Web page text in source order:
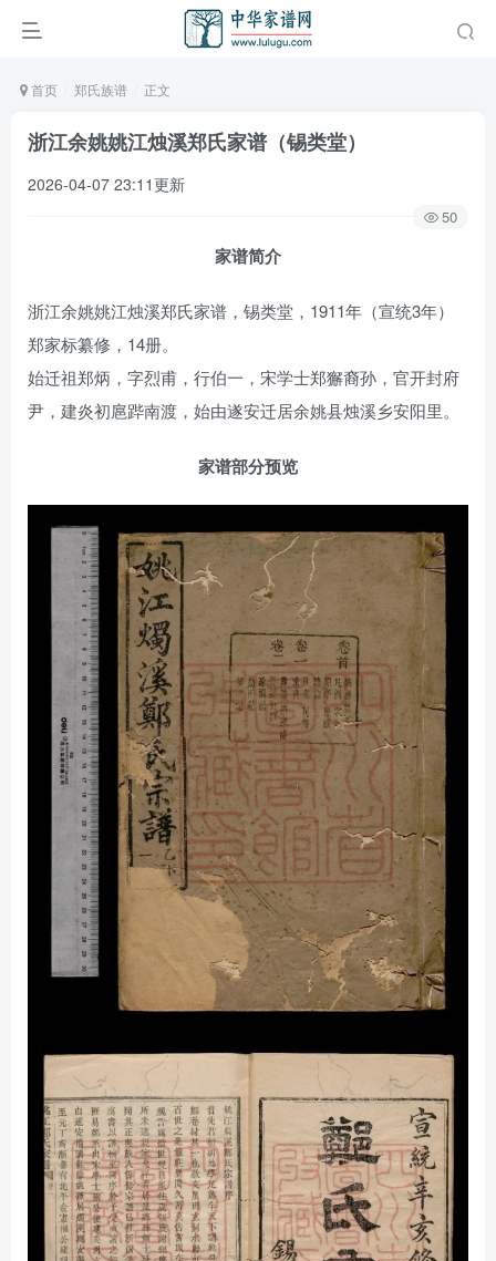
首页 郑氏族谱 正文
浙江余姚姚江烛溪郑氏家谱（锡类堂）
2026-04-07 23:11更新
50
家谱简介
浙江余姚姚江烛溪郑氏家谱，锡类堂，1911年（宣统3年）
郑家标纂修，14册。
始迁祖郑炳，字烈甫，行伯一，宋学士郑獬裔孙，官开封府
尹，建炎初扈跸南渡，始由遂安迁居余姚县烛溪乡安阳里。
家谱部分预览